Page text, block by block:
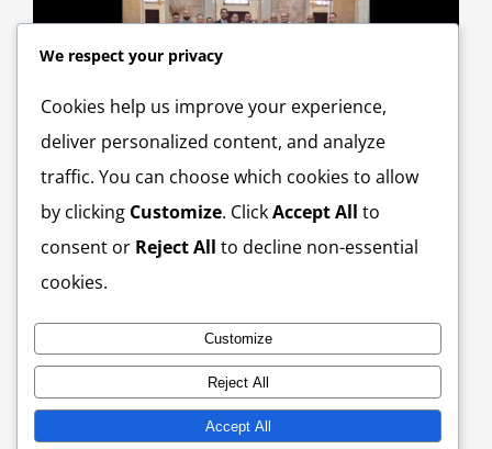
Radicado el Proyecto de la Cámara 883, por UGT en
devolver los 30 días de vacaciones a los empleados del
sector de la salud.
We respect your privacy
Cookies help us improve your experience,
deliver personalized content, and analyze
traffic. You can choose which cookies to allow
by clicking Customize. ClickAccept All to
consent or Reject All to decline non-essential
cookies.
Customize
Reject All
Accept All